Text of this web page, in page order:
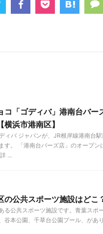
コ「ゴディバ」港南台バー
浜市港南区】
ィバ ジャパンが、JR根岸線港南台
す。 「港南台バーズ店」のオープ
...
の公共スポーツ施設はどこ
る公共スポーツ施設です。青葉スポ
谷本公園、千草台公園プール、があり